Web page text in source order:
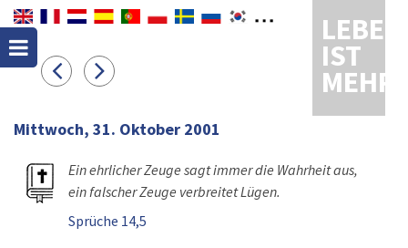
LEBEN
IST
MEHR
Mittwoch, 31. Oktober 2001
Ein ehrlicher Zeuge sagt immer die Wahrheit aus,
ein falscher Zeuge verbreitet Lügen.
Sprüche 14,5